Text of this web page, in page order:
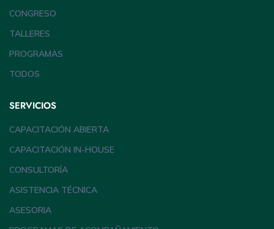
CONGRESO
TALLERES
PROGRAMAS
TODOS
SERVICIOS
CAPACITACIÓN ABIERTA
CAPACITACIÓN IN-HOUSE
CONSULTORÍA
ASISTENCIA TÉCNICA
ASESORIA